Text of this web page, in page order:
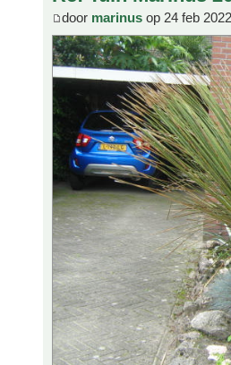
door marinus op 24 feb